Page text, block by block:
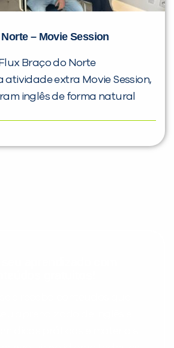
– Movie Session
Braço do Norte
extra Movie Session,
inglês de forma natural